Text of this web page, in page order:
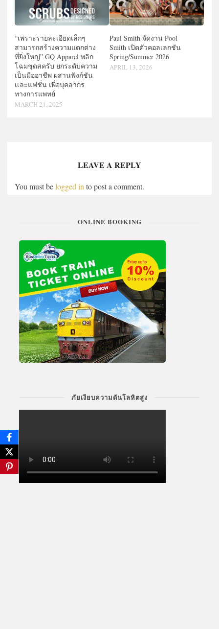
“เพราะรายละเอียดเล็กๆ
สามารถสร้างความแตกต่าง
ที่ยิ่งใหญ่” GQ Apparel พลิก
โฉมชุดสครับ ยกระดับความ
เป็นมืออาชีพ ผสานฟังก์ชัน
เเละแฟชั่น เพื่อบุคลากร
ทางการแพทย์
MARCH 21, 2025
Paul Smith จัดงาน Pool
Smith เปิดตัวคอลเลกชัน
Spring/Summer 2026
APRIL 13, 2026
LEAVE A REPLY
You must belogged into post a comment.
ONLINE BOOKING
ภัยเงียบความดันโลหิตสูง